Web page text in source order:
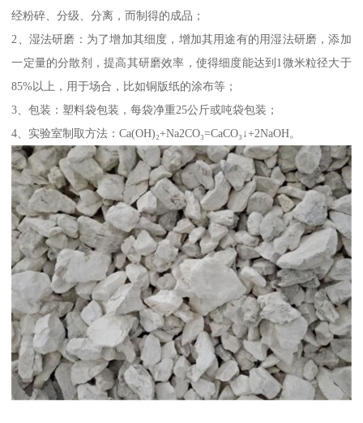
经粉碎、分级、分离，而制得的成品；
2、湿法研磨：为了增加其细度，增加其用途有的用湿法研磨，添加
一定量的分散剂，提高其研磨效率，使得细度能达到1微米粒径大于
85%以上，用于场合，比如铜版纸的涂布等；
3、包装：塑料袋包装，每袋净重25公斤或吨袋包装；
4、实验室制取方法：Ca(OH)₂+Na2CO₃=CaCO₃↓+2NaOH。